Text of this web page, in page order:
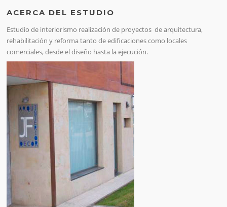
ACERCA DEL ESTUDIO
Estudio de interiorismo realización de proyectos de arquitectura,
rehabilitación y reforma tanto de edificaciones como locales
comerciales, desde el diseño hasta la ejecución.